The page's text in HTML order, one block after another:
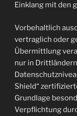
Einklang mit den
Vorbehaltlich
vertraglich oder
Übermittlung
nur in
Shield“
Grundlage
Verpflichtung